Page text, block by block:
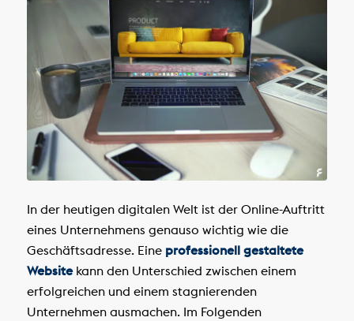
In der heutigen digitalen Welt ist der Online-Auftritt
eines Unternehmens genauso wichtig wie die
Geschäftsadresse. Eine professionell gestaltete
Websitekann den Unterschied zwischen einem
erfolgreichen und einem stagnierenden
Unternehmen ausmachen. Im Folgenden